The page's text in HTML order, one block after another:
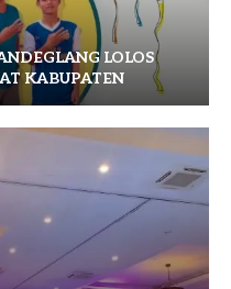
LOLOS
KABUPATEN